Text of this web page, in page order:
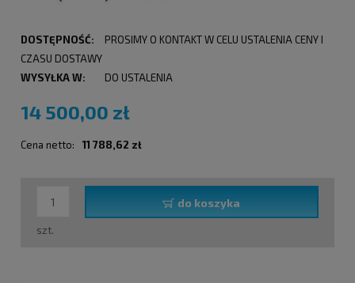
DOSTĘPNOŚĆ:
PROSIMY O KONTAKT W CELU USTALENIA CENY I
CZASU DOSTAWY
WYSYŁKA W:
DO USTALENIA
14 500,00 zł
Cena netto: 11 788,62 zł
szt.
do koszyka